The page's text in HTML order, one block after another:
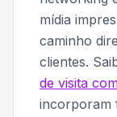
mídia
caminho
clientes.
de visita
incorporam